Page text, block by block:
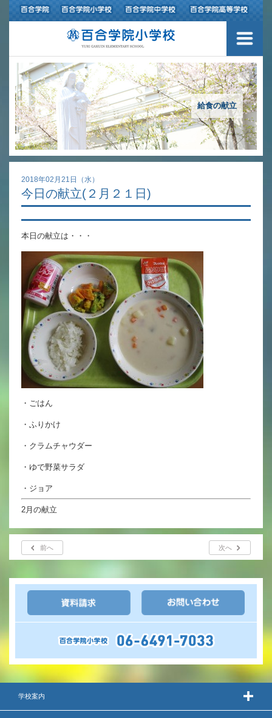
給食の献立
2018年02月21日（水）
今日の献立(２月２１日)
本日の献立は・・・
・ごはん
・ふりかけ
・クラムチャウダー
・ゆで野菜サラダ
・ジョア
2月の献立
前へ 次へ
学校案内
３つの豊かさ・沿革
施設紹介
アクセスマップ
制服紹介
スクールバス運行
授業の特色
進路指導
英語力の向上
体育と食育
クラブ活動
許可証
行事紹介
校外学習・宿泊行事
新入生募集要項
優遇制度